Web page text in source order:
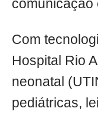
comunicação
Com
Hospital Rio
neonatal
pediátricas,